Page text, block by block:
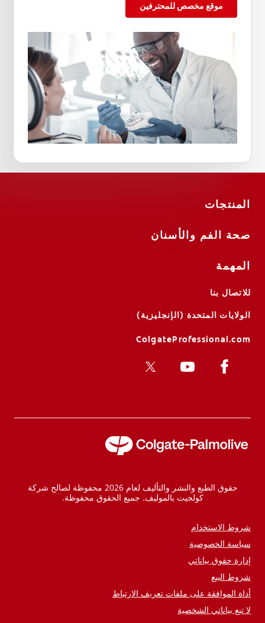
موقع مخصص للمحترفين
المنتجات
صحة الفم والأسنان
المهمة
للاتصال بنا
الولايات المتحدة (الإنجليزية)
ColgateProfessional.com
حقوق الطبع والنشر والتأليف لعام 2026 محفوظة لصالح شركة
كولجيت بالموليف. جميع الحقوق محفوظة.
شروط الاستخدام
سياسة الخصوصية
إدارة حقوق بياناتي
شروط البيع
أداة الموافقة على ملفات تعريف الارتباط
لا تبع بياناتي الشخصية